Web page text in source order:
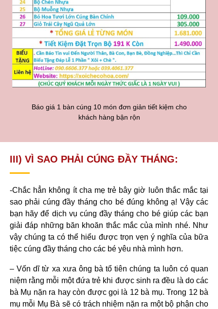
Báo giá 1 bàn cúng 10 món đơn giản tiết kiệm cho
khách hàng bận rộn
III) VÌ SAO PHẢI CÚNG ĐẦY THÁNG:
-Chắc hẳn không ít cha mẹ trẻ bây giờ luôn thắc mắc tại
sao phải cúng đầy tháng cho bé đúng không ạ! Vậy các
bạn hãy để dịch vụ cúng đầy tháng cho bé giúp các bạn
giải đáp những băn khoăn thắc mắc của mình nhé. Như
vậy chúng ta có thể hiểu được trọn vẹn ý nghĩa của bữa
tiệc cúng đầy tháng cho các bé yêu nhà mình hơn.
– Vốn dĩ từ xa xưa ông bà tổ tiên chúng ta luôn có quan
niệm rằng mỗi một đứa trẻ khi được sinh ra đều là do các
bà Mụ nặn ra hay còn được gọi là 12 bà mụ. Trong 12 bà
mụ mỗi Mụ Bà sẽ có trách nhiệm nặn ra một bộ phận cho